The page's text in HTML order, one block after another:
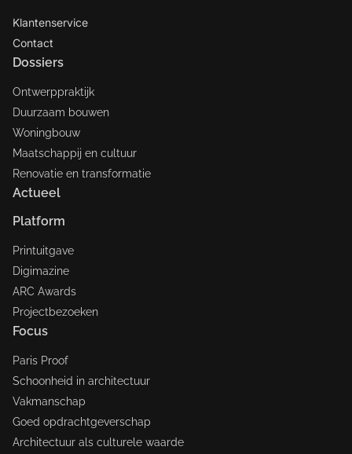
Klantenservice
Contact
Dossiers
Ontwerppraktijk
Duurzaam bouwen
Woningbouw
Maatschappij en cultuur
Renovatie en transformatie
Actueel
Platform
Printuitgave
Digimazine
ARC Awards
Projectbezoeken
Focus
Paris Proof
Schoonheid in architectuur
Vakmanschap
Goed opdrachtgeverschap
Architectuur als culturele waarde